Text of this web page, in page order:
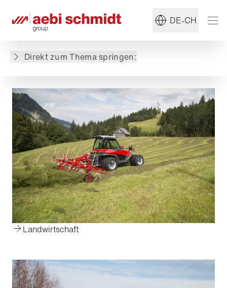
DE-CH
Direkt zum Thema springen:
Landwirtschaft